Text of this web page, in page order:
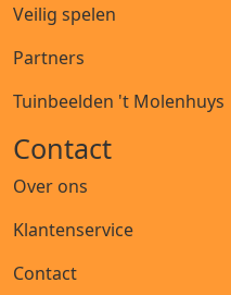
Veilig spelen
Partners
Tuinbeelden 't Molenhuys
Contact
Over ons
Klantenservice
Contact